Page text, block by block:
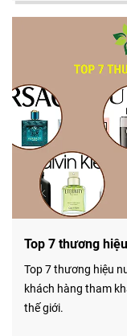
Top 7 thương
Top 7 thương hiệu
khách hàng tham
thế giới.